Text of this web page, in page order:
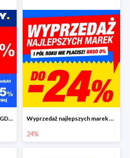
Wielorabaty w RTV EURO AGD - piąty produkt nawet 99% taniej Wyprzedaż najlepszych marek w RTV EURO AGD do -24%
24%